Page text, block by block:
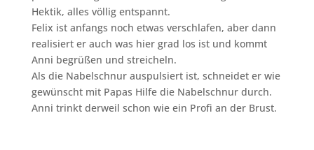
Hektik, alles völlig entspannt.
Felix ist anfangs noch etwas verschlafen, aber dann
realisiert er auch was hier grad los ist und kommt
Anni begrüßen und streicheln.
Als die Nabelschnur auspulsiert ist, schneidet er wie
gewünscht mit Papas Hilfe die Nabelschnur durch.
Anni trinkt derweil schon wie ein Profi an der Brust.